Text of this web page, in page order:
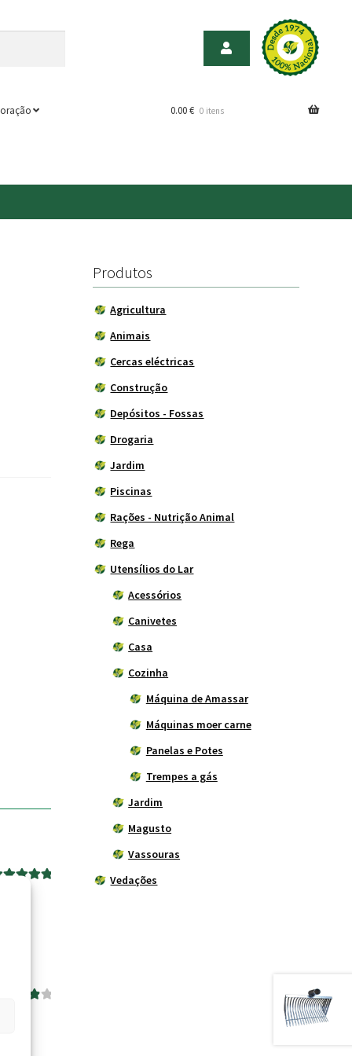
0.00€ 0 itens
Produtos
Agricultura
Animais
Cercas eléctricas
Construção
Depósitos - Fossas
Drogaria
Jardim
Piscinas
Rações - Nutrição Animal
Rega
Utensílios do Lar
Acessórios
Canivetes
Casa
Cozinha
Máquina de Amassar
Máquinas moer carne
Panelas e Potes
Trempes a gás
Jardim
Magusto
Vassouras
Vedações